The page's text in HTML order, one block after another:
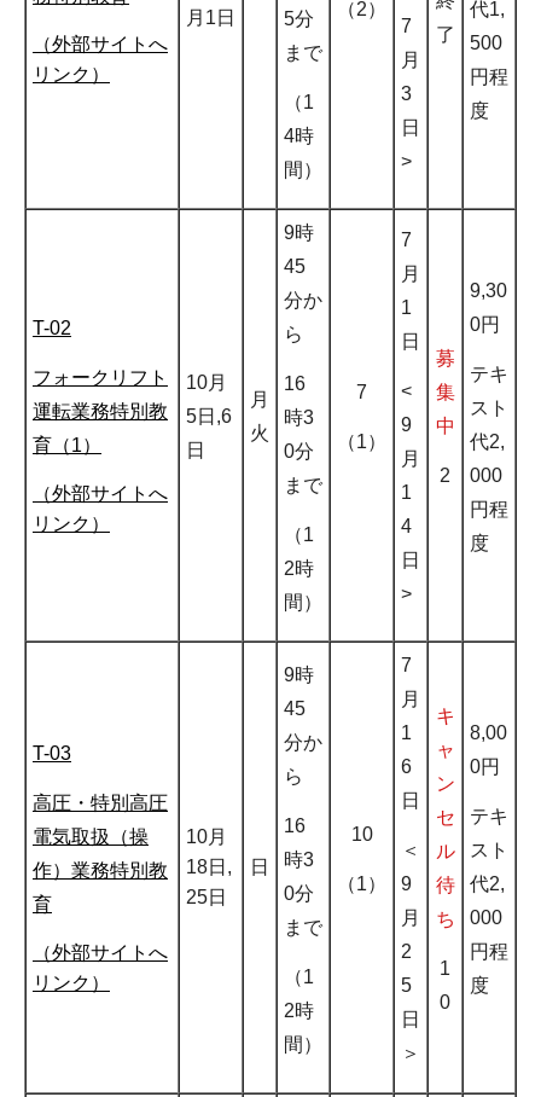
（外部サイトへ
リンク）
月1日
5分
まで
（1
4時
間）
（2）
7
月
3
日
>
了
代1,
500
円程
度
T-02
フォークリフト
運転業務特別教
育（1）
（外部サイトへ
リンク）
10月
5日,6
日
月
火
9時
45
分か
ら
16
時3
0分
まで
（1
2時
間）
7
（1）
7
月
1
日
<
9
月
1
4
日
>
募
集
中
2
9,30
0円
テキ
スト
代2,
000
円程
度
T-03
高圧・特別高圧
電気取扱（操
作）業務特別教
育
（外部サイトへ
リンク）
10月
18日,
25日
日
9時
45
分か
ら
16
時3
0分
まで
（1
2時
間）
10
（1）
7
月
1
6
日
＜
9
月
2
5
日
＞
キ
ャ
ン
セ
ル
待
ち
1
0
8,00
0円
テキ
スト
代2,
000
円程
度